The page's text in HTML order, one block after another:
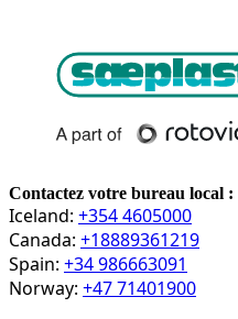
Contactez votre bureau local :
Iceland: +354 4605000
Canada: +18889361219
Spain: +34 986663091
Norway: +47 71401900